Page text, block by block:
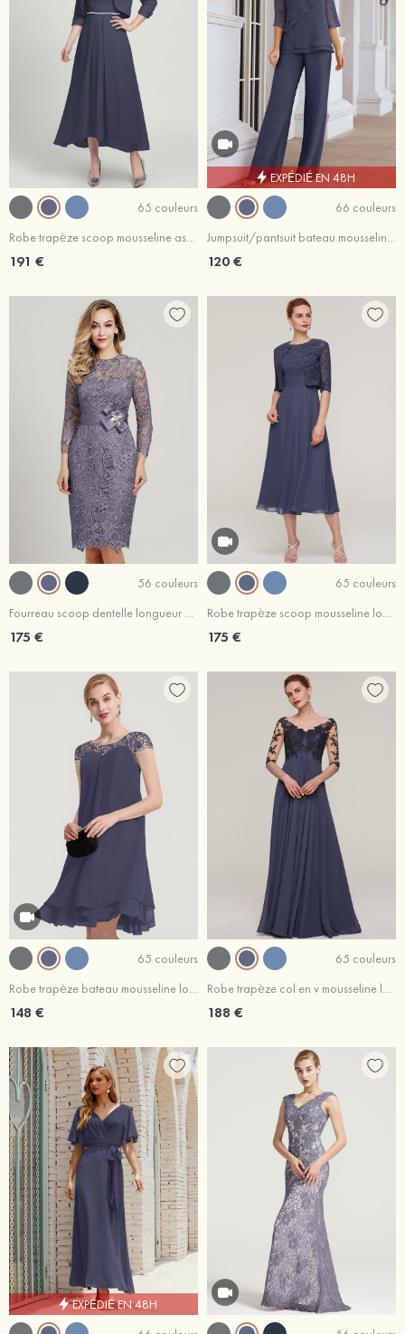
65 couleurs
Robe trapèze scoop mousseline asymétrique robe de mère de la mariée avec perle dentelle plissé veste
191 €
EXPÉDIÉ EN 48H
66 couleurs
Jumpsuit/pantsuit bateau mousseline longueur ras du sol robe de mère de la mariée
120 €
56 couleurs
Fourreau scoop dentelle longueur genou robe de mère de la mariée avec ceinture
175 €
65 couleurs
Robe trapèze scoop mousseline longueur mollet robe de mère de la mariée avec dentelle veste
175 €
65 couleurs
Robe trapèze bateau mousseline longueur genou robe de mère de la mariée avec perle volants
148 €
65 couleurs
Robe trapèze col en v mousseline longueur ras du sol robe de mère de la mariée avec appliqué
188 €
EXPÉDIÉ EN 48H